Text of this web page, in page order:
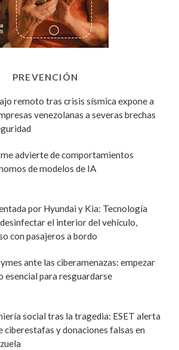
PREVENCIÓN
remoto tras crisis sísmica expone a
venezolanas a severas brechas
advierte de comportamientos
de modelos de IA
por Hyundai y Kia: Tecnología
el interior del vehículo,
con pasajeros a bordo
ante las ciberamenazas: empezar
esencial para resguardarse
social tras la tragedia: ESET alerta
ciberestafas y donaciones falsas en